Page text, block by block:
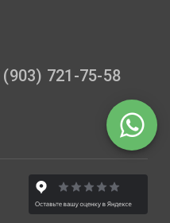
(903) 721-75-58